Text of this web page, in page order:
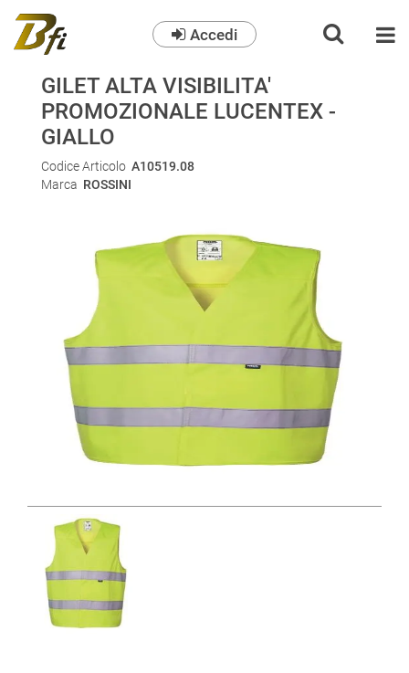
Accedi
GILET ALTA VISIBILITA'
PROMOZIONALE LUCENTEX -
GIALLO
Codice Articolo A10519.08
Marca ROSSINI